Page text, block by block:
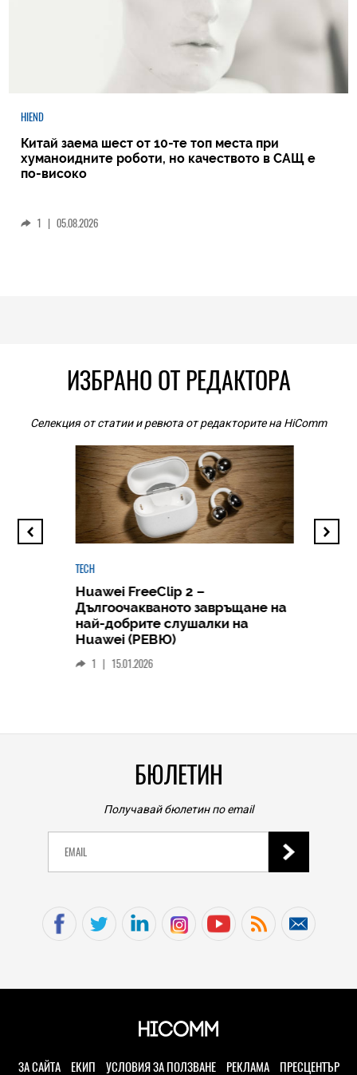
HIEND
Китай заема шест от 10-те топ места при
хуманоидните роботи, но качеството в САЩ е
по-високо
1 | 05.08.2026
ИЗБРАНО ОТ РЕДАКТОРА
Селекция от статии и ревюта от редакторите на HiComm
TECH
Huawei FreeClip 2 –
Дългоочакваното завръщане на
най-добрите слушалки на
Huawei (РЕВЮ)
1 15.01.2026
БЮЛЕТИН
Получавай бюлетин по email
ЗА САЙТА ЕКИП УСЛОВИЯ ЗА ПОЛЗВАНЕ РЕКЛАМА ПРЕСЦЕНТЪР